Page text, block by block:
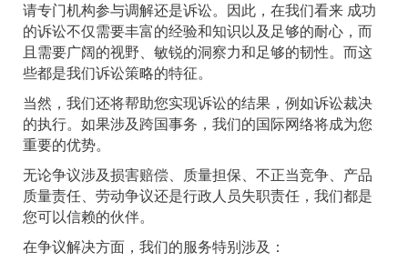
请专门机构参与调解还是诉讼。因此，在我们看来 成功
的诉讼不仅需要丰富的经验和知识以及足够的耐心，而
且需要广阔的视野、敏锐的洞察力和足够的韧性。而这
些都是我们诉讼策略的特征。
当然，我们还将帮助您实现诉讼的结果，例如诉讼裁决
的执行。如果涉及跨国事务，我们的国际网络将成为您
重要的优势。
无论争议涉及损害赔偿、质量担保、不正当竞争、产品
质量责任、劳动争议还是行政人员失职责任，我们都是
您可以信赖的伙伴。
在争议解决方面，我们的服务特别涉及：